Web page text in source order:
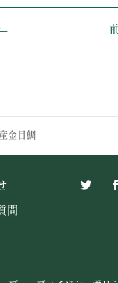
金目鯛
問